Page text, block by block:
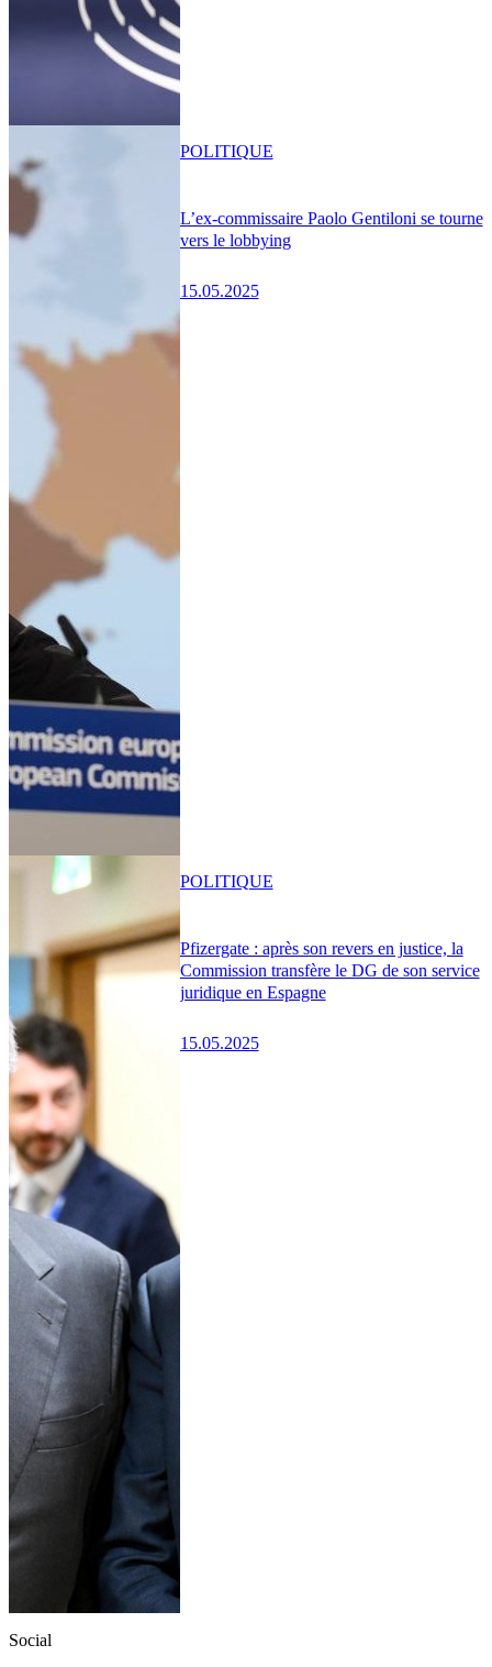
L’ex-commissaire Paolo Gentiloni se tourne
vers le lobbying
15.05.2025
POLITIQUE
Pfizergate : après son revers en justice, la
Commission transfère le DG de son service
juridique en Espagne
15.05.2025
POLITIQUE
Social